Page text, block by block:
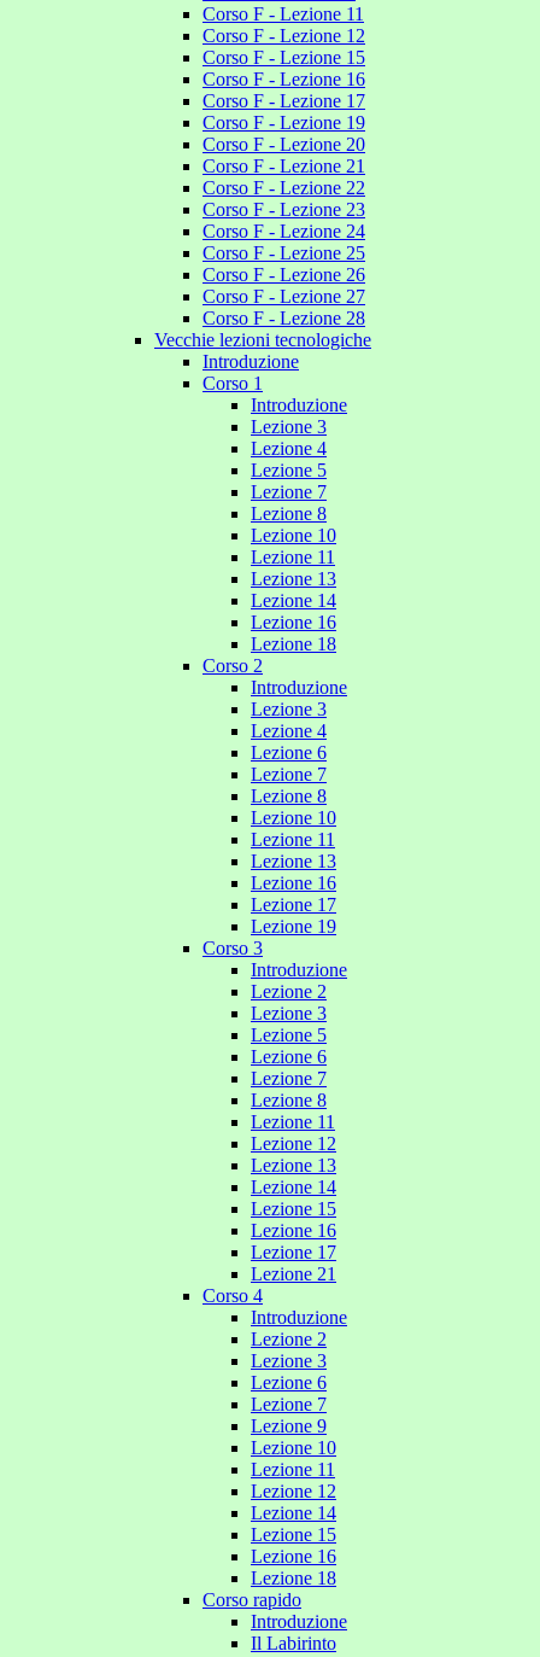
Corso F - Lezione 11
Corso F - Lezione 12
Corso F - Lezione 15
Corso F - Lezione 16
Corso F - Lezione 17
Corso F - Lezione 19
Corso F - Lezione 20
Corso F - Lezione 21
Corso F - Lezione 22
Corso F - Lezione 23
Corso F - Lezione 24
Corso F - Lezione 25
Corso F - Lezione 26
Corso F - Lezione 27
Corso F - Lezione 28
Vecchie lezioni tecnologiche
Introduzione
Corso 1
Introduzione
Lezione 3
Lezione 4
Lezione 5
Lezione 7
Lezione 8
Lezione 10
Lezione 11
Lezione 13
Lezione 14
Lezione 16
Lezione 18
Corso 2
Introduzione
Lezione 3
Lezione 4
Lezione 6
Lezione 7
Lezione 8
Lezione 10
Lezione 11
Lezione 13
Lezione 16
Lezione 17
Lezione 19
Corso 3
Introduzione
Lezione 2
Lezione 3
Lezione 5
Lezione 6
Lezione 7
Lezione 8
Lezione 11
Lezione 12
Lezione 13
Lezione 14
Lezione 15
Lezione 16
Lezione 17
Lezione 21
Corso 4
Introduzione
Lezione 2
Lezione 3
Lezione 6
Lezione 7
Lezione 9
Lezione 10
Lezione 11
Lezione 12
Lezione 14
Lezione 15
Lezione 16
Lezione 18
Corso rapido
Introduzione
Il Labirinto